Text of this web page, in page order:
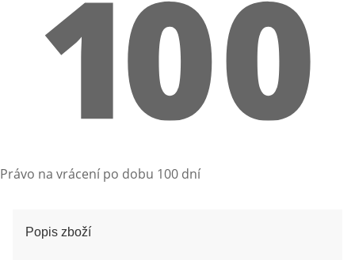
Právo na vrácení po dobu 100 dní
Popis zboží